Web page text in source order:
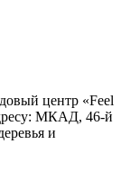
центр «Feel
МКАД, 46-й
и